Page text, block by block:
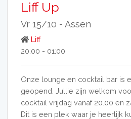
Liff Up
Vr 15/10 - Assen
Liff
20:00 - 01:00
Onze lounge en cocktail bar is
geopend. Jullie zijn welkom
cocktail vrijdag vanaf 20.00 en
Dit is een plek waar je heerlijk